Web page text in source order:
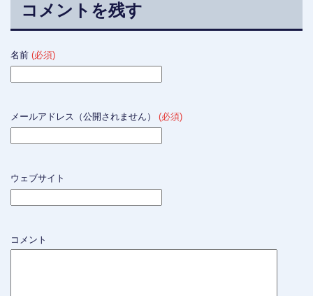
コメントを残す
名前 (必須)
メールアドレス（公開されません） (必須)
ウェブサイト
コメント